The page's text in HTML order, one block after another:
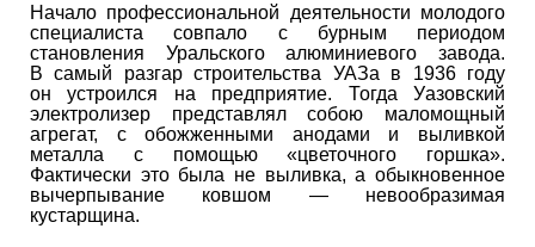
Начало профессиональной деятельности молодого
специалиста совпало с бурным периодом
становления Уральского алюминиевого завода.
В самый разгар строительства УАЗа в 1936 году
он устроился на предприятие. Тогда Уазовский
электролизер представлял собою маломощный
агрегат, с обожженными анодами и выливкой
металла с помощью «цветочного горшка».
Фактически это была не выливка, а обыкновенное
вычерпывание ковшом — невообразимая
кустарщина.